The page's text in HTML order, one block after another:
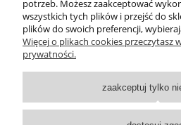
potrzeb. Możesz zaakceptować
wszystkich tych plików i przejść do
plików do swoich preferencji,
Więcej o plikach cookies przeczytasz
prywatności.
zaakceptuj tylko